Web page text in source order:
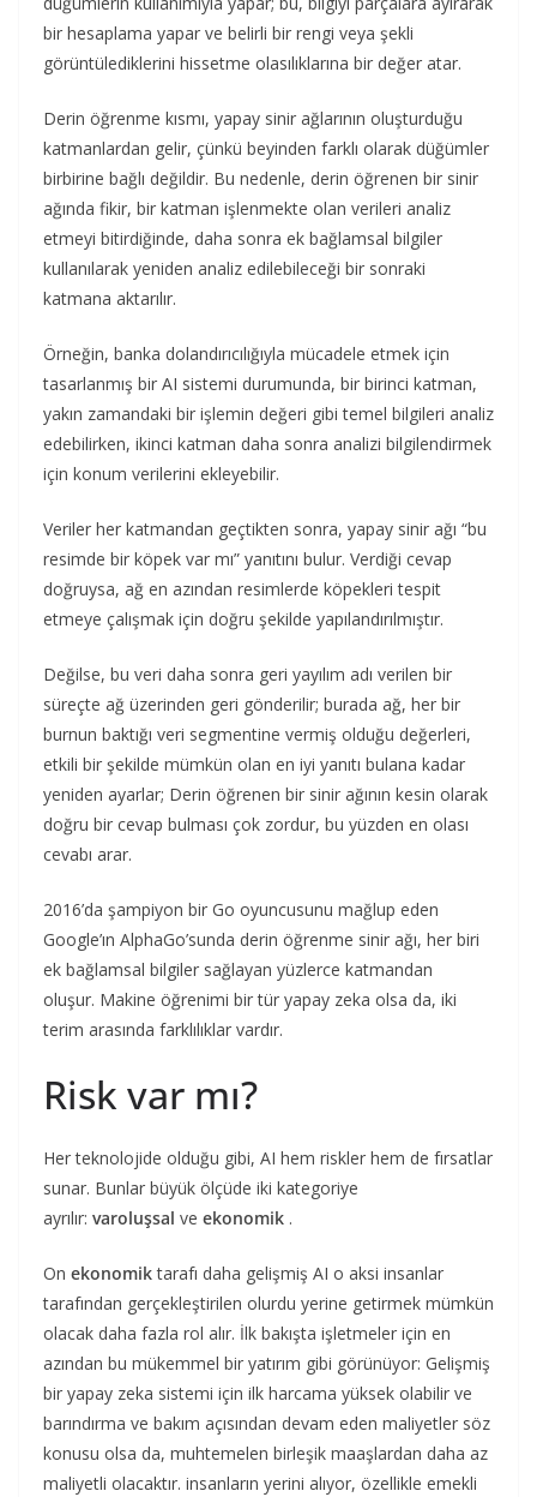
bir hesaplama yapar ve belirli bir rengi veya şekli
görüntülediklerini hissetme olasılıklarına bir değer atar.
Derin öğrenme kısmı, yapay sinir ağlarının oluşturduğu
katmanlardan gelir, çünkü beyinden farklı olarak düğümler
birbirine bağlı değildir. Bu nedenle, derin öğrenen bir sinir
ağında fikir, bir katman işlenmekte olan verileri analiz
etmeyi bitirdiğinde, daha sonra ek bağlamsal bilgiler
kullanılarak yeniden analiz edilebileceği bir sonraki
katmana aktarılır.
Örneğin, banka dolandırıcılığıyla mücadele etmek için
tasarlanmış bir AI sistemi durumunda, bir birinci katman,
yakın zamandaki bir işlemin değeri gibi temel bilgileri analiz
edebilirken, ikinci katman daha sonra analizi bilgilendirmek
için konum verilerini ekleyebilir.
Veriler her katmandan geçtikten sonra, yapay sinir ağı “bu
resimde bir köpek var mı” yanıtını bulur. Verdiği cevap
doğruysa, ağ en azından resimlerde köpekleri tespit
etmeye çalışmak için doğru şekilde yapılandırılmıştır.
Değilse, bu veri daha sonra geri yayılım adı verilen bir
süreçte ağ üzerinden geri gönderilir; burada ağ, her bir
burnun baktığı veri segmentine vermiş olduğu değerleri,
etkili bir şekilde mümkün olan en iyi yanıtı bulana kadar
yeniden ayarlar; Derin öğrenen bir sinir ağının kesin olarak
doğru bir cevap bulması çok zordur, bu yüzden en olası
cevabı arar.
2016’da şampiyon bir Go oyuncusunu mağlup eden
Google’ın AlphaGo’sunda derin öğrenme sinir ağı, her biri
ek bağlamsal bilgiler sağlayan yüzlerce katmandan
oluşur. Makine öğrenimi bir tür yapay zeka olsa da, iki
terim arasında farklılıklar vardır.
Risk var mı?
Her teknolojide olduğu gibi, AI hem riskler hem de fırsatlar
sunar. Bunlar büyük ölçüde iki kategoriye
ayrılır: varoluşsal ve ekonomik .
On ekonomiktarafı daha gelişmiş AI o aksi insanlar
tarafından gerçekleştirilen olurdu yerine getirmek mümkün
olacak daha fazla rol alır. İlk bakışta işletmeler için en
azından bu mükemmel bir yatırım gibi görünüyor: Gelişmiş
bir yapay zeka sistemi için ilk harcama yüksek olabilir ve
barındırma ve bakım açısından devam eden maliyetler söz
konusu olsa da, muhtemelen birleşik maaşlardan daha az
maliyetli olacaktır. insanların yerini alıyor, özellikle emekli